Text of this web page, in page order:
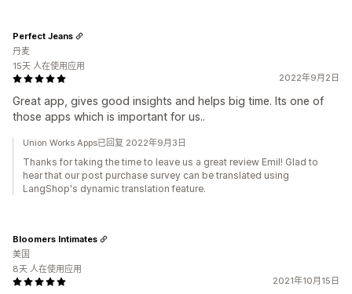
2022年9月2日
Great app, gives good insights and helps big time. Its one of
those apps which is important for us..
Perfect Jeans
丹麦
15天 人在使用应用
Union Works Apps已回复 2022年9月3日
Thanks for taking the time to leave us a great review Emil! Glad to
hear that our post purchase survey can be translated using
LangShop's dynamic translation feature.
2021年10月15日
Bloomers Intimates
美国
8天 人在使用应用